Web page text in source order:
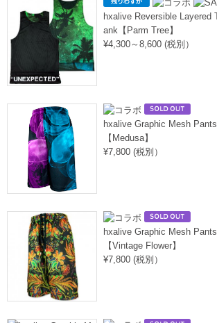
hxalive Reversible Layered T
ank【Parm Tree】
¥4,300～8,600 (税別）
hxalive Graphic Mesh Pants
【Medusa】
¥7,800 (税別）
hxalive Graphic Mesh Pants
【Vintage Flower】
¥7,800 (税別）